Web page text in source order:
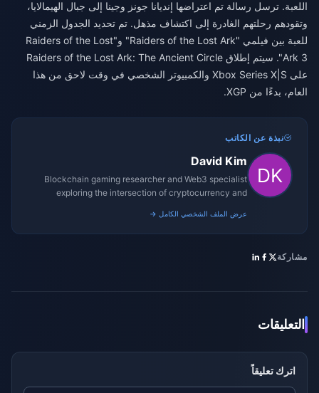
اللعبة. ترسل رسالة تم اعتراضها إنديانا جونز وجينا إلى جبال الهيمالايا،
وتقودهم رحلتهم الغادرة إلى اكتشاف مذهل. تم تحديد الجدول الزمني
للعبة بين فيلمي "Raiders of the Lost Ark" و"Raiders of the Lost
Ark 3". سيتم إطلاق Raiders of the Lost Ark: The Ancient Circle
على Xbox Series X|S والكمبيوتر الشخصي في وقت لاحق من هذا
العام، بدءًا من XGP.
نبذة عن الكاتب
David Kim
Blockchain gaming researcher and Web3 specialist
exploring the intersection of cryptocurrency and
عرض الملف الشخصي الكامل →
مشاركة
التعليقات
اترك تعليقاً